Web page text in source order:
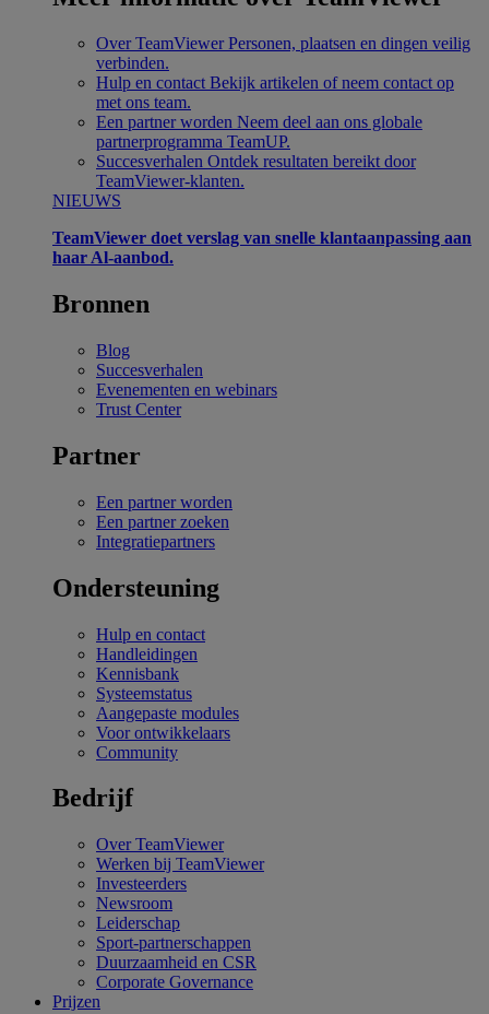
Over TeamViewer Personen, plaatsen en dingen veilig
verbinden.
Hulp en contact Bekijk artikelen of neem contact op
met ons team.
Een partner worden Neem deel aan ons globale
partnerprogramma TeamUP.
Succesverhalen Ontdek resultaten bereikt door
TeamViewer-klanten.
NIEUWS
TeamViewer doet verslag van snelle klantaanpassing aan
haar Al-aanbod.
Bronnen
Blog
Succesverhalen
Evenementen en webinars
Trust Center
Partner
Een partner worden
Een partner zoeken
Integratiepartners
Ondersteuning
Hulp en contact
Handleidingen
Kennisbank
Systeemstatus
Aangepaste modules
Voor ontwikkelaars
Community
Bedrijf
Over TeamViewer
Werken bij TeamViewer
Investeerders
Newsroom
Leiderschap
Sport-partnerschappen
Duurzaamheid en CSR
Corporate Governance
Prijzen